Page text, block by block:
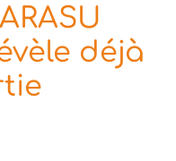
déjà